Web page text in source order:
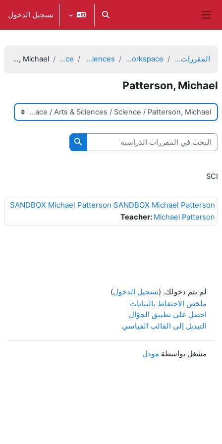
تبديل إدخال البحث تسجيل الدخول
المقررات الدراسية Faculty Workspace
Arts & Sciences
Science
Patterson, Michael
Patterson, Michael
تصنيفات المقررات
البحث في المقررات الدراسية
البحث في المقررات
SCI
SANDBOX Michael Patterson SANDBOX Michael Patterson
Teacher: Michael Patterson
لم يتم دخولك. (تسجيل الدخول)
ملخص الاحتفاظ بالبيانات
احصل على تطبيق الجوّال
التبديل إلى القالب القياسي
مشغل بواسطة مودل